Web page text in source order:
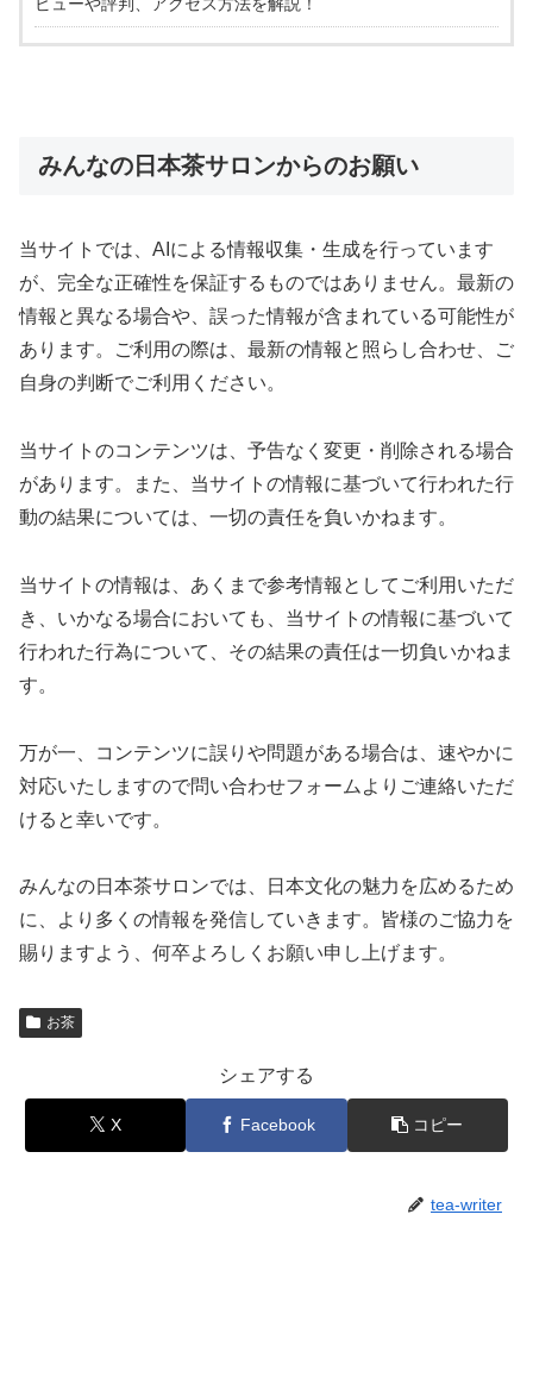
みんなの日本茶サロンからのお願い
当サイトでは、AIによる情報収集・生成を行っています
が、完全な正確性を保証するものではありません。最新の
情報と異なる場合や、誤った情報が含まれている可能性が
あります。ご利用の際は、最新の情報と照らし合わせ、ご
自身の判断でご利用ください。
当サイトのコンテンツは、予告なく変更・削除される場合
があります。また、当サイトの情報に基づいて行われた行
動の結果については、一切の責任を負いかねます。
当サイトの情報は、あくまで参考情報としてご利用いただ
き、いかなる場合においても、当サイトの情報に基づいて
行われた行為について、その結果の責任は一切負いかねま
す。
万が一、コンテンツに誤りや問題がある場合は、速やかに
対応いたしますので問い合わせフォームよりご連絡いただ
けると幸いです。
みんなの日本茶サロンでは、日本文化の魅力を広めるため
に、より多くの情報を発信していきます。皆様のご協力を
賜りますよう、何卒よろしくお願い申し上げます。
お茶
シェアする
X Facebook コピー
tea-writer